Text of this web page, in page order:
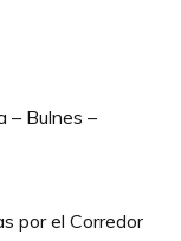
– Bulnes –
por el Corredor